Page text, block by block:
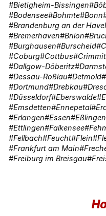
Bietigheim-Bissingen
Bodensee Bohmte Bonn
Brandenburg an der Havel
Bremerhaven Brilon
Burghausen Burscheid
Coburg Cottbus
Dallgow-Döberitz
Dessau-Roßlau Detmold
Dortmund Drebkau
Düsseldorf Eberswalde
Emsdetten Ennepetal
Erlangen Essen Eßlingen
Ettlingen Falkensee
Fellbach Feucht Flein
Frankfurt am Main
Freiburg im Breisgau